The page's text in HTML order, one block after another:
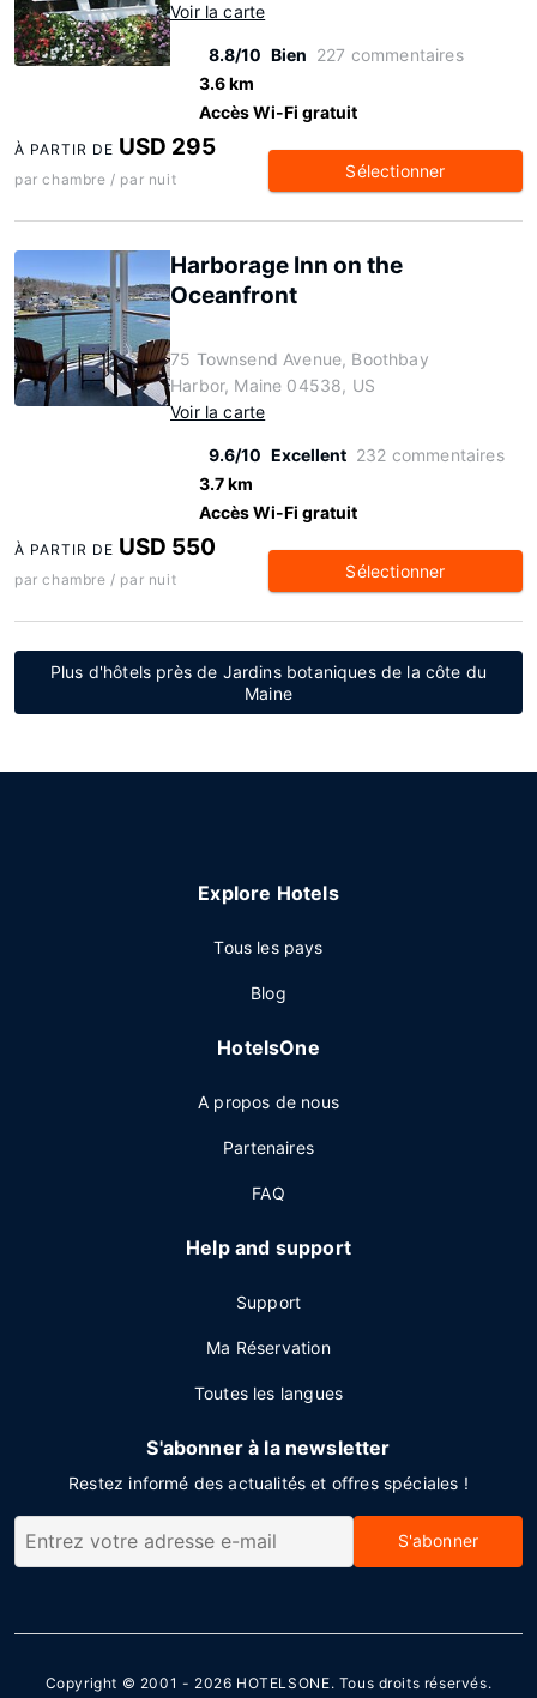
Voir la carte
8.8/10 Bien 227 commentaires
3.6 km
Accès Wi-Fi gratuit
À PARTIR DE USD 295
par chambre / par nuit Sélectionner
Harborage Inn on the
Oceanfront
75 Townsend Avenue, Boothbay
Harbor, Maine 04538, US
Voir la carte
9.6/10 Excellent 232 commentaires
3.7 km
Accès Wi-Fi gratuit
À PARTIR DE USD 550
par chambre / par nuit Sélectionner
Plus d'hôtels près de Jardins botaniques de la côte du
Maine
Explore Hotels
Tous les pays
Blog
HotelsOne
A propos de nous
Partenaires
FAQ
Help and support
Support
Ma Réservation
Toutes les langues
S'abonner à la newsletter
Restez informé des actualités et offres spéciales !
S'abonner
Copyright © 2001 - 2026 HOTELSONE. Tous droits réservés.